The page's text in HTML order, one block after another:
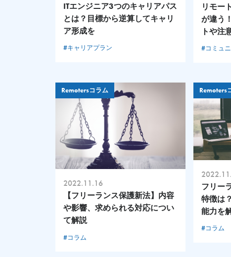
ITエンジニア3つのキャリアパス
とは？目標から逆算してキャリ
ア形成を
#キャリアプラン
リモー
が違う
トや注
#コミュ
Remotersコラム
2022.11.16
【フリーランス保護新法】内容
や影響、求められる対応につい
て解説
#コラム
Remoters
フリー
特徴は
能力を
#コラム